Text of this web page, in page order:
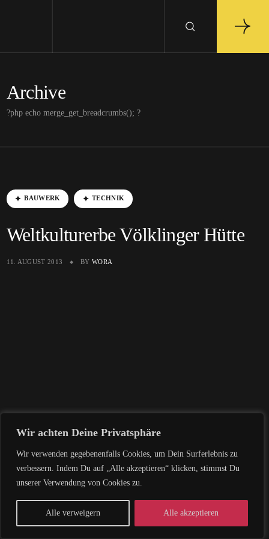
Wir achten Deine Privatsphäre
Wir verwenden gegebenenfalls Cookies, um Dein Surferlebnis zu
verbessern. Indem Du auf „Alle akzeptieren“ klicken, stimmst Du
unserer Verwendung von Cookies zu.
Alle verweigern Alle akzeptieren
Archive
?php echo merge_get_breadcrumbs(); ?
BAUWERK TECHNIK
Weltkulturerbe Völklinger Hütte
11. AUGUST 2013 BY WORA